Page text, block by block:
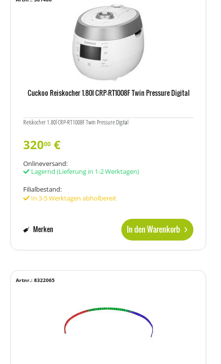
Cuckoo Reiskocher 1.80l CRP-RT1008F Twin Pressure Digital
Reiskocher 1.80l CRP-RT1008F Twin Pressure Digital
32000 €
Onlineversand:
Lagernd (Lieferung in 1-2 Werktagen)
Filialbestand:
In 3-5 Werktagen abholbereit
In den Warenkorb
Merken
Artnr.: 8322065